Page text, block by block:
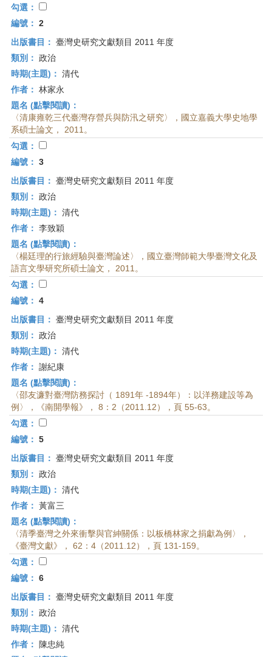
勾選：
編號： 2
出版書目： 臺灣史研究文獻類目 2011 年度
類別： 政治
時期(主題)： 清代
作者： 林家永
題名 (點擊閱讀)：
〈清康雍乾三代臺灣存營兵與防汛之研究〉，國立嘉義大學史地學
系碩士論文， 2011。
勾選：
編號： 3
出版書目： 臺灣史研究文獻類目 2011 年度
類別： 政治
時期(主題)： 清代
作者： 李致穎
題名 (點擊閱讀)：
〈楊廷理的行旅經驗與臺灣論述〉，國立臺灣師範大學臺灣文化及
語言文學研究所碩士論文， 2011。
勾選：
編號： 4
出版書目： 臺灣史研究文獻類目 2011 年度
類別： 政治
時期(主題)： 清代
作者： 謝紀康
題名 (點擊閱讀)：
〈邵友濂對臺灣防務探討（ 1891年 -1894年）：以洋務建設等為
例〉，《南開學報》， 8：2（2011.12），頁 55-63。
勾選：
編號： 5
出版書目： 臺灣史研究文獻類目 2011 年度
類別： 政治
時期(主題)： 清代
作者： 黃富三
題名 (點擊閱讀)：
〈清季臺灣之外來衝擊與官紳關係：以板橋林家之捐獻為例〉，
《臺灣文獻》， 62：4（2011.12），頁 131-159。
勾選：
編號： 6
出版書目： 臺灣史研究文獻類目 2011 年度
類別： 政治
時期(主題)： 清代
作者：
陳忠純